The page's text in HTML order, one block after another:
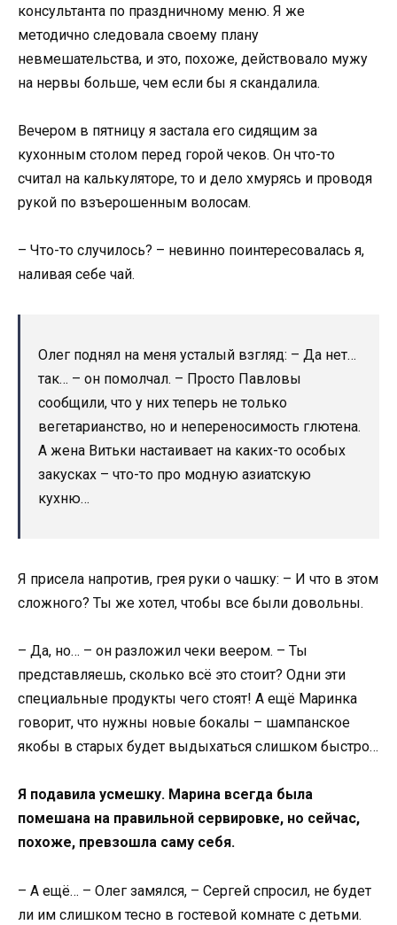
консультанта по праздничному меню. Я же
методично следовала своему плану
невмешательства, и это, похоже, действовало мужу
на нервы больше, чем если бы я скандалила.
Вечером в пятницу я застала его сидящим за
кухонным столом перед горой чеков. Он что-то
считал на калькуляторе, то и дело хмурясь и проводя
рукой по взъерошенным волосам.
– Что-то случилось? – невинно поинтересовалась я,
наливая себе чай.
Олег поднял на меня усталый взгляд: – Да нет…
так… – он помолчал. – Просто Павловы
сообщили, что у них теперь не только
вегетарианство, но и непереносимость глютена.
А жена Витьки настаивает на каких-то особых
закусках – что-то про модную азиатскую
кухню…
Я присела напротив, грея руки о чашку: – И что в этом
сложного? Ты же хотел, чтобы все были довольны.
– Да, но… – он разложил чеки веером. – Ты
представляешь, сколько всё это стоит? Одни эти
специальные продукты чего стоят! А ещё Маринка
говорит, что нужны новые бокалы – шампанское
якобы в старых будет выдыхаться слишком быстро…
Я подавила усмешку. Марина всегда была
помешана на правильной сервировке, но сейчас,
похоже, превзошла саму себя.
– А ещё… – Олег замялся, – Сергей спросил, не будет
ли им слишком тесно в гостевой комнате с детьми.